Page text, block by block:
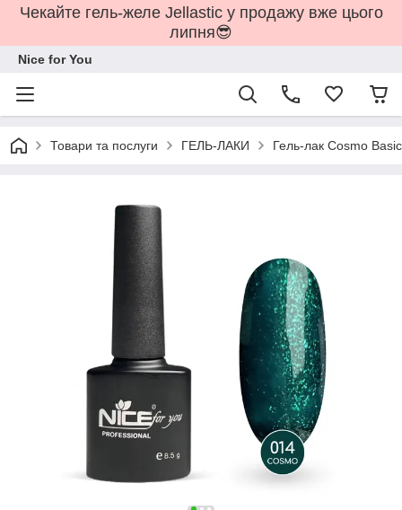
Чекайте гель-желе Jellastic у продажу вже цього
липня😎
Nice for You
Товари та послуги ГЕЛЬ-ЛАКИ Гель-лак Cosmo